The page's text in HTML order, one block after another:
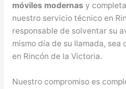
móviles modernas y
nuestro servicio técnico en
responsable de solventar su
mismo día de su llamada, sea
en Rincón de la Victoria.
Nuestro compromiso es